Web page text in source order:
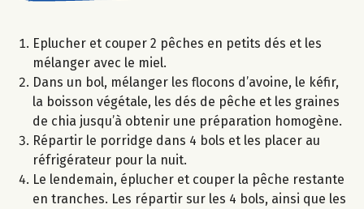
Eplucher et couper 2 pêches en petits dés et les
mélanger avec le miel.
Dans un bol, mélanger les flocons d’avoine, le kéfir,
la boisson végétale, les dés de pêche et les graines
de chia jusqu’à obtenir une préparation homogène.
Répartir le porridge dans 4 bols et les placer au
réfrigérateur pour la nuit.
Le lendemain, éplucher et couper la pêche restante
en tranches. Les répartir sur les 4 bols, ainsi que les